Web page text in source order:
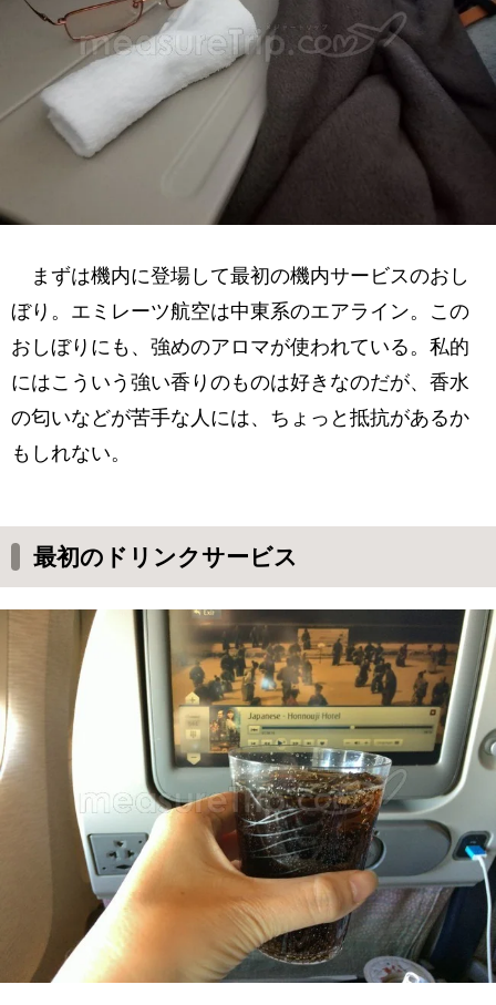
まずは機内に登場して最初の機内サービスのおし
ぼり。エミレーツ航空は中東系のエアライン。この
おしぼりにも、強めのアロマが使われている。私的
にはこういう強い香りのものは好きなのだが、香水
の匂いなどが苦手な人には、ちょっと抵抗があるか
もしれない。
最初のドリンクサービス